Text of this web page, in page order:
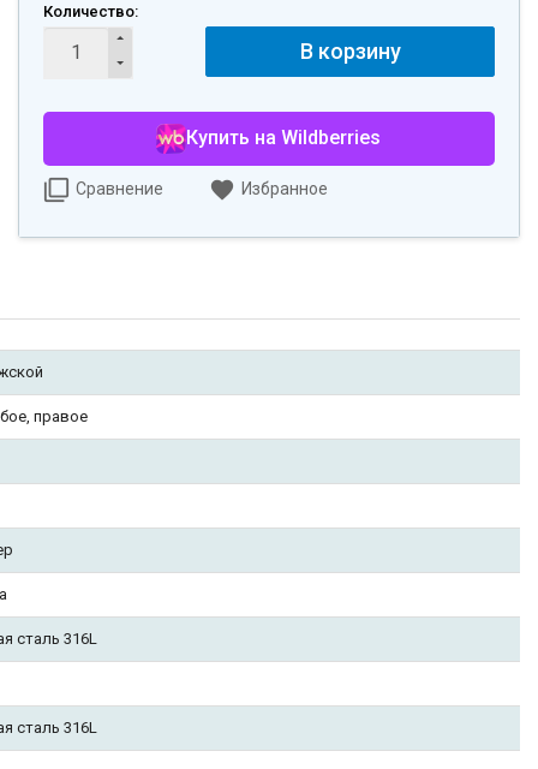
Количество:
В корзину
Купить на Wildberries
Сравнение Избранное
правое
сталь 316L
сталь 316L